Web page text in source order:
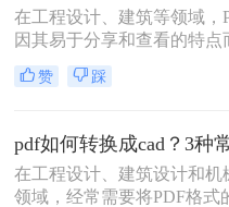
在工程设计、建筑等领域，
因其易于分享和查看的特点
用于存储图纸和技术文档。
了对这些图纸进行编辑或修
或DXF）。那么pdf怎么转换
呢？本文将介绍三种实现这
方法。
赞 踩
在工程设计、建筑设计和机
领域，经常需要将PDF格式